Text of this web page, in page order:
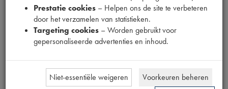
MPM
Productnummer
1917071
70 (€6,36excl. btw)
Prestatie cookies – Helpen ons de site te verbeteren
door het verzamelen van statistieken.
Targeting cookies – Worden gebruikt voor
gepersonaliseerde advertenties en inhoud.
Niet-essentiële weigeren
Voorkeuren beheren